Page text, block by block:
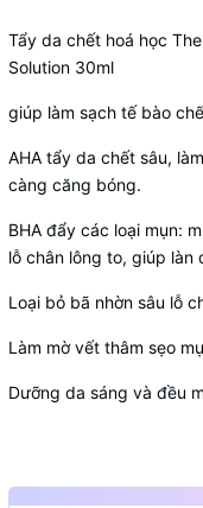
Tẩy da chết hoá học
Solution 30ml
giúp làm sạch tế bào
AHA tẩy da chết sâu,
càng căng bóng.
BHA đẩy các loại mụn:
lỗ chân lông to, giúp làn
Loại bỏ bã nhờn sâu lỗ
Làm mờ vết thâm sẹo
Dưỡng da sáng và đều